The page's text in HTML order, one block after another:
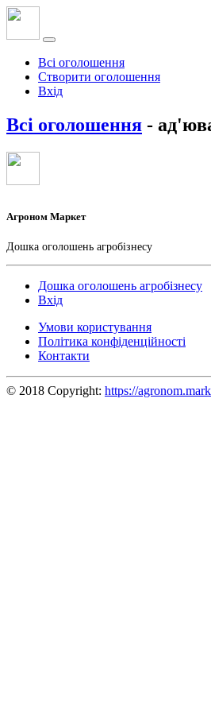
Всі оголошення
Створити оголошення
Вхід
Всі оголошення -
Агроном Маркет
Дошка оголошень агробізнесу
Дошка оголошень агробізнесу
Вхід
Умови користування
Політика конфіденційності
Контакти
© 2018 Copyright: https://